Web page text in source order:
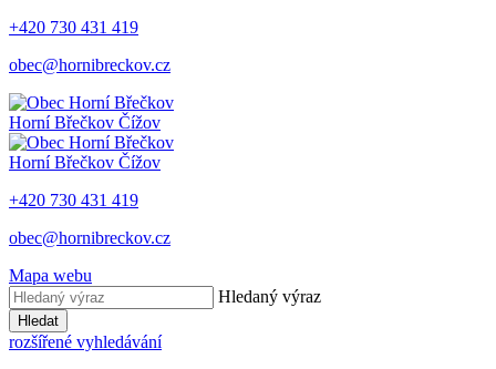
+420 730 431 419
obec@hornibreckov.cz
Horní Břečkov Čížov
Horní Břečkov Čížov
+420 730 431 419
obec@hornibreckov.cz
Mapa webu
Hledaný výraz
Hledat
rozšířené vyhledávání